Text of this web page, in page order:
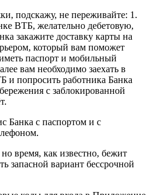
подскажу, не переживайте: 1.
ВТБ, желательно дебетовую,
закажите доставку карты на
который вам поможет
паспорт и мобильный
вам необходимо заехать в
попросить работника Банка
с заблокированной
Банка с паспортом и с
время, как известно, бежит
запасной вариант бессрочной